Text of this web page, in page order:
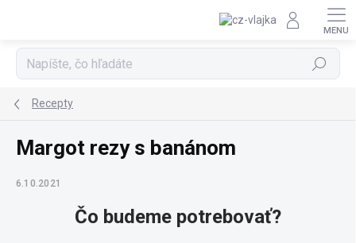
Hľadať
Recepty
Margot rezy s banánom
6.10.2021
Čo budeme potrebovať?